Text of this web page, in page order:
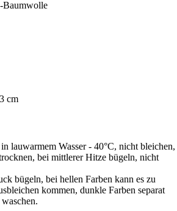
Baumwolle
cm
lauwarmem Wasser - 40°C, nicht bleichen,
bei mittlerer Hitze bügeln, nicht
bügeln, bei hellen Farben kann es zu
kommen, dunkle Farben separat